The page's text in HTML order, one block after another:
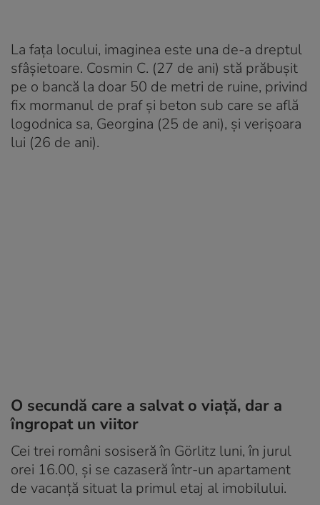
La fața locului, imaginea este una de-a dreptul
sfâșietoare. Cosmin C. (27 de ani) stă prăbușit
pe o bancă la doar 50 de metri de ruine, privind
fix mormanul de praf și beton sub care se află
logodnica sa, Georgina (25 de ani), și verișoara
lui (26 de ani).
O secundă care a salvat o viață, dar a
îngropat un viitor
Cei trei români sosiseră în Görlitz luni, în jurul
orei 16.00, și se cazaseră într-un apartament
de vacanță situat la primul etaj al imobilului.